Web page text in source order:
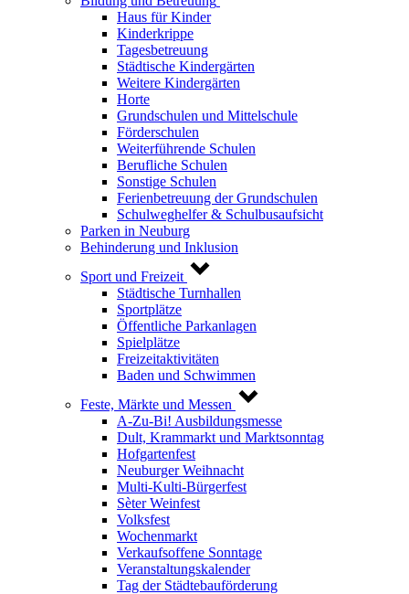
Haus für Kinder
Kinderkrippe
Tagesbetreuung
Städtische Kindergärten
Weitere Kindergärten
Horte
Grundschulen und Mittelschule
Förderschulen
Weiterführende Schulen
Berufliche Schulen
Sonstige Schulen
Ferienbetreuung der Grundschulen
Schulweghelfer & Schulbusaufsicht
Parken in Neuburg
Behinderung und Inklusion
Sport und Freizeit
Städtische Turnhallen
Sportplätze
Öffentliche Parkanlagen
Spielplätze
Freizeitaktivitäten
Baden und Schwimmen
Feste, Märkte und Messen
A-Zu-Bi! Ausbildungsmesse
Dult, Krammarkt und Marktsonntag
Hofgartenfest
Neuburger Weihnacht
Multi-Kulti-Bürgerfest
Sèter Weinfest
Volksfest
Wochenmarkt
Verkaufsoffene Sonntage
Veranstaltungskalender
Tag der Städtebauförderung